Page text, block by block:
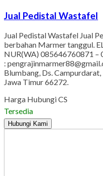
Jual Pedistal Wastafel
Jual Pedistal Wastafel Jual
berbahan Marmer tanggul.
NUR(WA) 085646760871 –
:
Blumbang, Ds.
Jawa Timur 66272.
Harga Hubungi CS
Tersedia
Hubungi Kami